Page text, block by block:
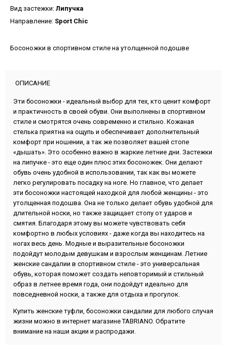
Вид застежки: Липучка
Направление: Sport Chic
Босоножки в спортивном стиле на утолщенной подошве
ОПИСАНИЕ
Эти босоножки - идеальный выбор для тех, кто ценит комфорт
и практичность в своей обуви. Они выполнены в спортивном
стиле и смотрятся очень современно и стильно. Кожаная
стелька приятна на ощупь и обеспечивает дополнительный
комфорт при ношении, а так же позволяет вашей стопе
«дышать». Это особенно важно в жаркие летние дни. Застежки
на липучке - это еще один плюс этих босоножек. Они делают
обувь очень удобной в использовании, так как вы можете
легко регулировать посадку на ноге. Но главное, что делает
эти босоножки настоящей находкой для любой женщины - это
утолщенная подошва. Она не только делает обувь удобной для
длительной носки, но также защищает стопу от ударов и
смятия. Благодаря этому вы можете чувствовать себя
комфортно в любых условиях - даже когда вы находитесь на
ногах весь день. Модные и выразительные босоножки
подойдут молодым девушкам и взрослым женщинам. Летние
женские сандалии в спортивном стиле - это универсальная
обувь, которая поможет создать неповторимый и стильный
образ в летнее время года, они подойдут идеально для
повседневной носки, а также для отдыха и прогулок.
Купить женские туфли, босоножки сандалии для любого случая
жизни можно в интернет магазине TABRIANO. Обратите
внимание на наши акции и распродажи.